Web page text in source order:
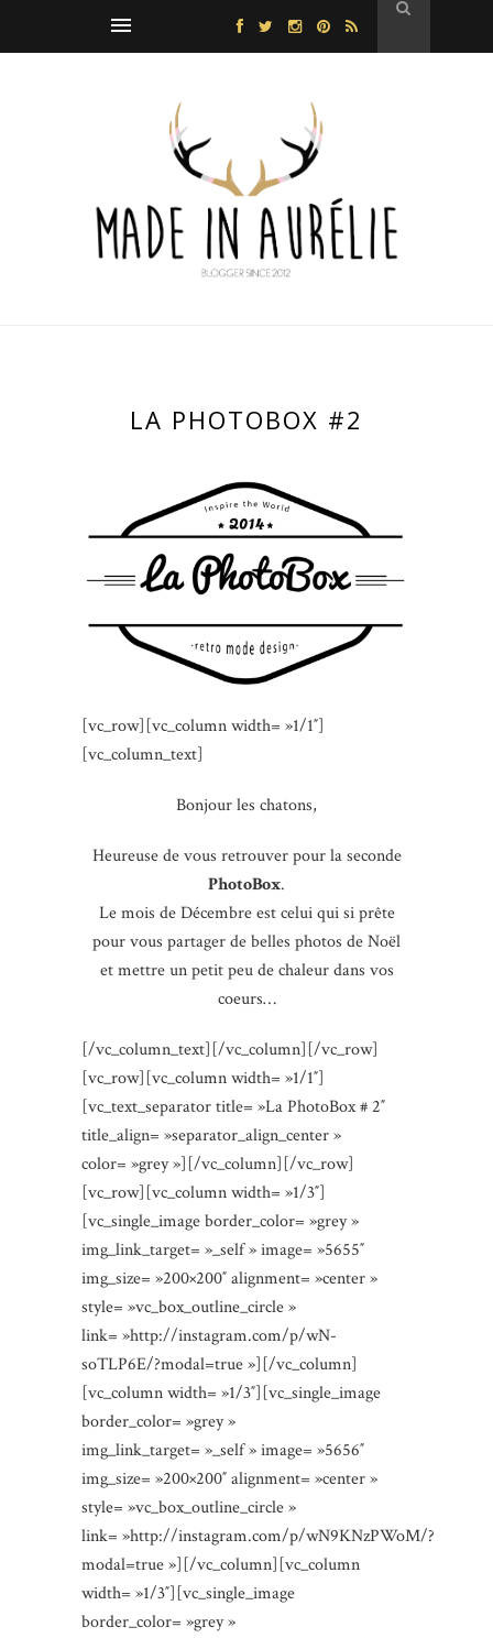
LA PHOTOBOX #2
[vc_row][vc_column width= »1/1″]
[vc_column_text]
Bonjour les chatons,
Heureuse de vous retrouver pour la seconde
PhotoBox.
Le mois de Décembre est celui qui si prête
pour vous partager de belles photos de Noël
et mettre un petit peu de chaleur dans vos
coeurs…
[/vc_column_text][/vc_column][/vc_row]
[vc_row][vc_column width= »1/1″]
[vc_text_separator title= »La PhotoBox # 2″
title_align= »separator_align_center »
color= »grey »][/vc_column][/vc_row]
[vc_row][vc_column width= »1/3″]
[vc_single_image border_color= »grey »
img_link_target= »_self » image= »5655″
img_size= »200×200″ alignment= »center »
style= »vc_box_outline_circle »
link= »http://instagram.com/p/wN-
soTLP6E/?modal=true »][/vc_column]
[vc_column width= »1/3″][vc_single_image
border_color= »grey »
img_link_target= »_self » image= »5656″
img_size= »200×200″ alignment= »center »
style= »vc_box_outline_circle »
link= »http://instagram.com/p/wN9KNzPWoM/?
modal=true »][/vc_column][vc_column
width= »1/3″][vc_single_image
border_color= »grey »